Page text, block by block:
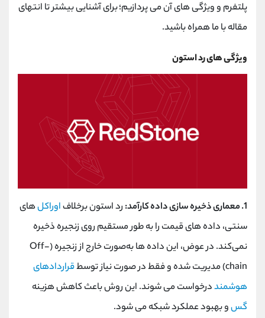
پلتفرم و ویژگی های آن می پردازیم؛ برای آشنایی بیشتر تا انتهای
مقاله با ما همراه باشید.
ویژگی های رد استون
1. معماری ذخیره ‌سازی داده کارآمد: رد استون برخلافاوراکل‌های
سنتی، داده ‌های قیمت را به‌ طور مستقیم روی زنجیره ذخیره
نمی‌کند. در عوض، این داده‌ ها به‌صورت خارج ‌از ‌زنجیره (Off-
chain) مدیریت شده و فقط در صورت نیاز توسط
قراردادهای
هوشمنددرخواست می ‌شوند. این روش باعث کاهش هزینه
گسو بهبود عملکرد شبکه می ‌شود.